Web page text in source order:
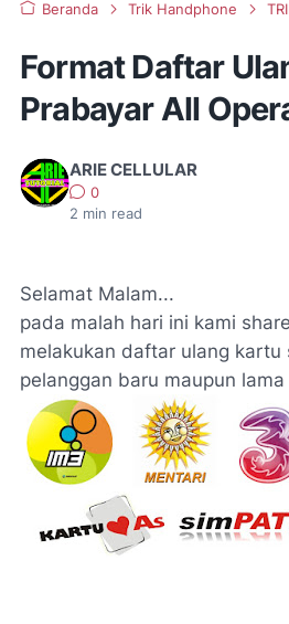
Beranda Trik Handphone
Format Daftar
Prabayar All
ARIE CELLULAR
0
2 min read
Selamat Malam...
pada malah hari ini kami
melakukan daftar ulang kartu
pelanggan baru maupun lama